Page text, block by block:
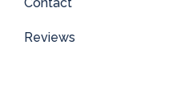
Reviews